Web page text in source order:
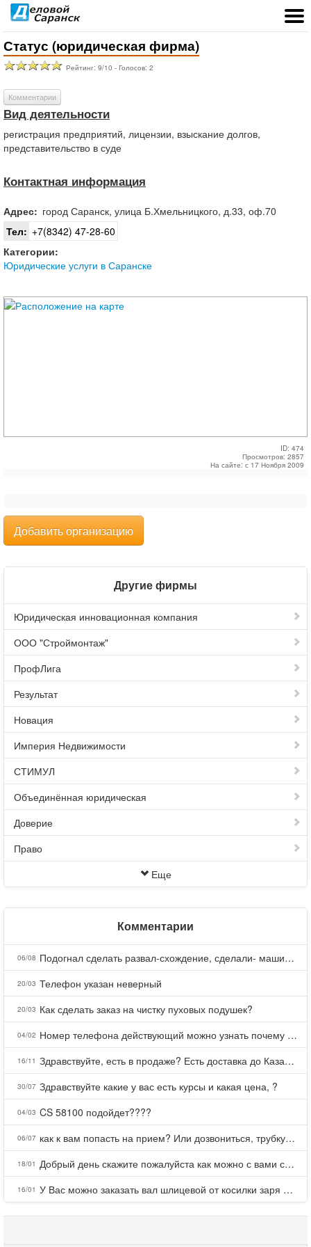
Статус (юридическая фирма)
Рейтинг: 9/10 - Голосов: 2
Комментарии
Вид деятельности
регистрация предприятий, лицензии, взыскание долгов,
представительство в суде
Контактная информация
Адрес: город Саранск, улица Б.Хмельницкого, д.33, оф.70
Тел: +7(8342) 47-28-60
Категории:
Юридические услуги в Саранске
ID: 474
Просмотров: 2857
На сайте: с 17 Ноября 2009
Добавить организацию
Другие фирмы
Юридическая инновационная компания
ООО "Строймонтаж"
ПрофЛига
Результат
Новация
Империя Недвижимости
СТИМУЛ
Объединённая юридическая
Доверие
Право
Еще
Комментарии
06/08 Подогнал сделать развал-схождение, сделали- машина уходит на право и колеса проверил все хорошо с атмосферами ужас как можно делать авто, не ужели не берегут свою репутацию, не советую.
20/03 Телефон указан неверный
20/03 Как сделать заказ на чистку пуховых подушек?
04/02 Номер телефона действующий можно узнать почему номер неправельный
16/11 Здравствуйте, есть в продаже? Есть доставка до Казани?
30/07 Здравствуйте какие у вас есть курсы и какая цена, ?
04/03 CS 58100 подойдет????
06/07 как к вам попасть на прием? Или дозвониться, трубку не берете.
18/01 Добрый день скажите пожалуйста как можно с вами связаться . Телефон не отвечает .Заказала кухню в тц Хороший есть претензии а менеджер контактов не дает .Что делать?
16/01 У Вас можно заказать вал шлицевой от косилки заря для мтз, который соединяет мотоблок с косилкой.?